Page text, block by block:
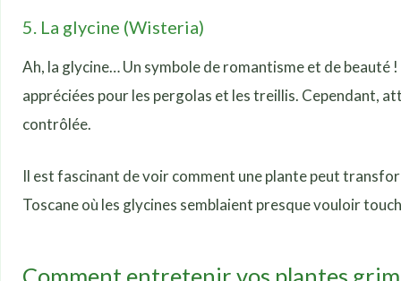
5. La glycine (Wisteria)
Ah, la glycine… Un symbole de romantisme et de beauté
appréciées pour les pergolas et les treillis. Cependant,
contrôlée.
Il est fascinant de voir comment une plante peut
Toscane où les glycines semblaient presque vouloir
Comment entretenir vos plantes